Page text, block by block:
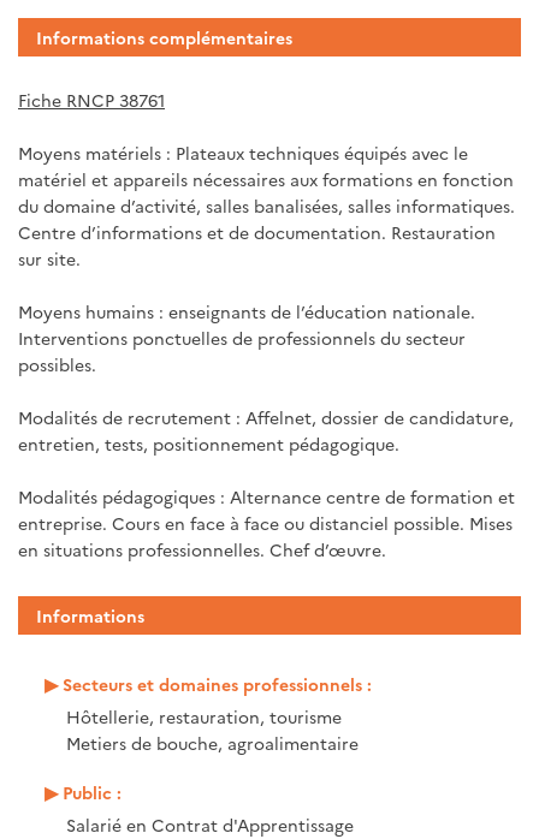
Informations complémentaires
Fiche RNCP 38761
Moyens matériels : Plateaux techniques équipés avec le
matériel et appareils nécessaires aux formations en fonction
du domaine d’activité, salles banalisées, salles informatiques.
Centre d’informations et de documentation. Restauration
sur site.
Moyens humains : enseignants de l’éducation nationale.
Interventions ponctuelles de professionnels du secteur
possibles.
Modalités de recrutement : Affelnet, dossier de candidature,
entretien, tests, positionnement pédagogique.
Modalités pédagogiques : Alternance centre de formation et
entreprise. Cours en face à face ou distanciel possible. Mises
en situations professionnelles. Chef d’œuvre.
Informations
Secteurs et domaines professionnels :
Hôtellerie, restauration, tourisme
Metiers de bouche, agroalimentaire
Public :
Salarié en Contrat d'Apprentissage